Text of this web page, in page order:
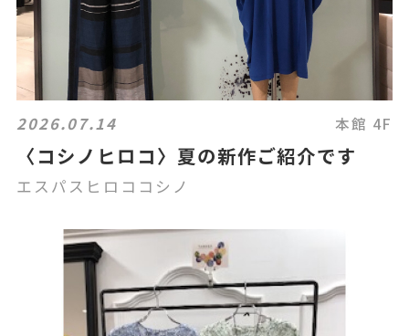
2026.07.14 本館 4F
〈コシノヒロコ〉夏の新作ご紹介です
エスパスヒロココシノ